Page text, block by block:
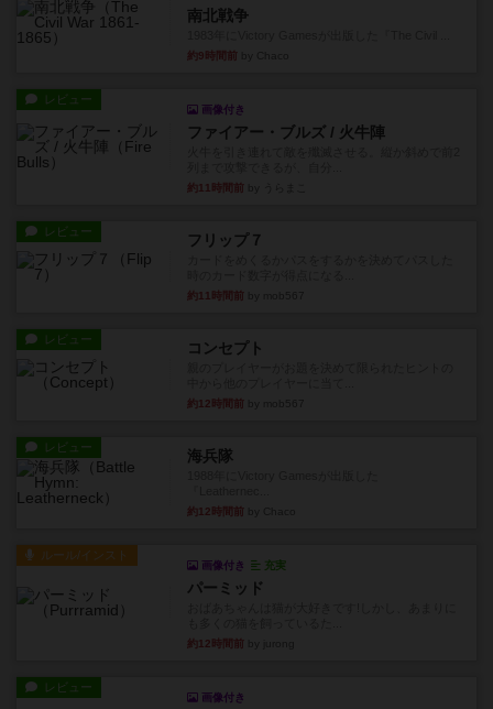
南北戦争
約9時間前
レビュー
画像付き
ファイアー・ブルズ / 火牛陣
約11時間前
レビュー フリップ７
約11時間前
レビュー コンセプト
約12時間前
レビュー 海兵隊
約12時間前
ルール/インスト
画像付き 充実
パーミッド
約12時間前
レビュー
画像付き